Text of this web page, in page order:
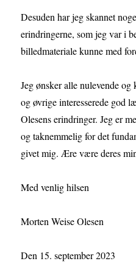
Desuden har jeg skannet
erindringerne, som jeg var i
billedmateriale kunne med
Jeg ønsker alle nulevende
og øvrige interesserede god
Olesens erindringer. Jeg er
og taknemmelig for det
givet mig. Ære være deres
Med venlig hilsen
Morten Weise Olesen
Den 15. september 2023